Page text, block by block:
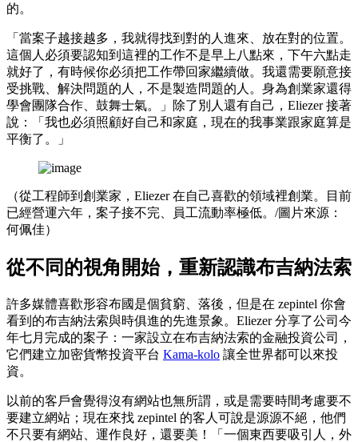
的。
「當案子越接越多，我就得找到對的人進來、放在對的位置。
這個人必須要認知到這裡的工作不是早上八點來，下午六點走
就好了，有時候你必須把工作帶回家繼續做。我還需要願意接
受挑戰、解決問題的人，不是製造問題的人。身為創業家還得
學會團隊合作、鼓舞士氣。」除了別人還有自己，Eliezer 接著
說：「我也必須照顧好自己和家庭，現在的我事業跟家庭算是
平衡了。」
（從工程師到創業家，Eliezer 在自己喜歡的領域裡創業。目前
已經營運六年，案子接不完、員工流動率極低。/圖片來源：
何佩佳）
從不同的視角開始，重新認識布吉納法索
許多媒體喜歡形容布國是個貧窮、落後，但是在 zepintel 你會
看到的布吉納法索與時俱進的先進景象。Eliezer 分享了公司今
年七月完成的案子：一家設立在布吉納法索的金融投資公司，
它們建立加密貨幣投資平台 Kama-kolo 讓全世界都可以來投
資。
以前的客戶會覺得沒有網站也無所謂，或是需要時間考慮要不
要建立網站；現在來找 zepintel 的客人可說是源源不絕，他們
不只要有網站、運作良好，還要美！「一個東西要吸引人，外